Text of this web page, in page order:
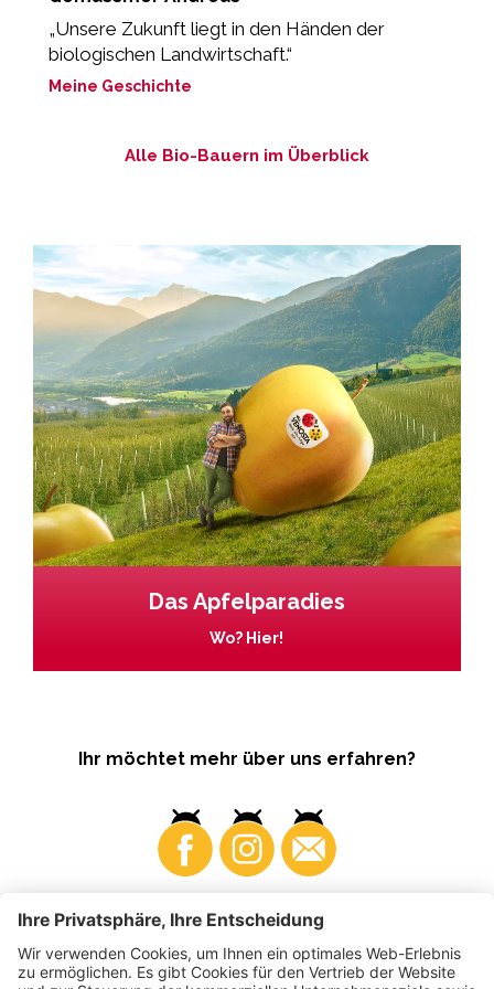
„Unsere Zukunft liegt in den Händen der
biologischen Landwirtschaft.“
Meine Geschichte
Alle Bio-Bauern im Überblick
Das Apfelparadies
Wo? Hier!
Ihr möchtet mehr über uns erfahren?
Business Produzenten